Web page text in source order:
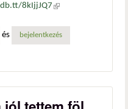
8kIjjJQ7(külső
és bejelentkezés